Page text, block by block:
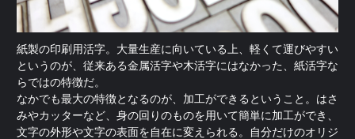
紙製の印刷用活字。大量生産に向いている上、軽くて運びやすい
というのが、従来ある金属活字や木活字にはなかった、紙活字な
らではの特徴だ。
なかでも最大の特徴となるのが、加工ができるということ。はさ
みやカッターなど、身の回りのものを用いて簡単に加工ができ、
文字の外形や文字の表面を自在に変えられる。自分だけのオリジ